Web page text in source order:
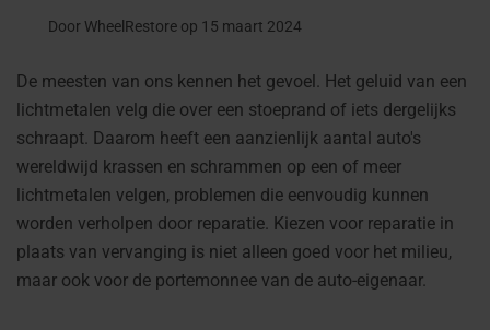
Door WheelRestore op 15 maart 2024
De meesten van ons kennen het gevoel. Het geluid van een
lichtmetalen velg die over een stoeprand of iets dergelijks
schraapt. Daarom heeft een aanzienlijk aantal auto's
wereldwijd krassen en schrammen op een of meer
lichtmetalen velgen, problemen die eenvoudig kunnen
worden verholpen door reparatie. Kiezen voor reparatie in
plaats van vervanging is niet alleen goed voor het milieu,
maar ook voor de portemonnee van de auto-eigenaar.